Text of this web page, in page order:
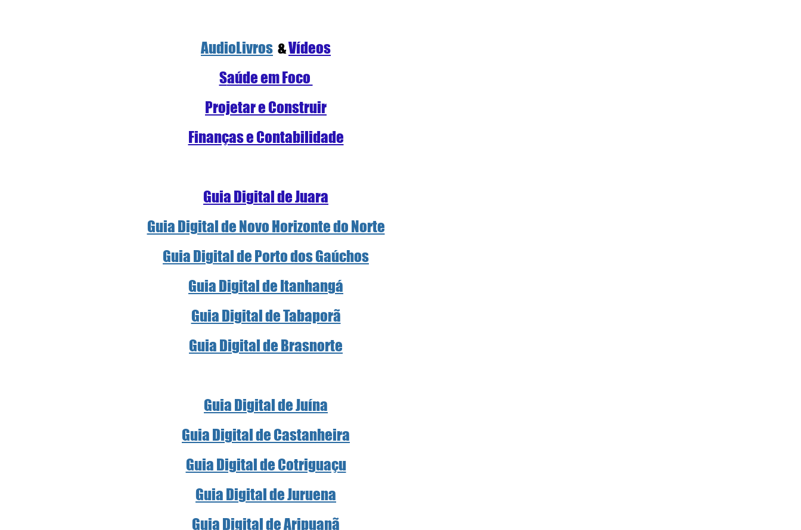
AudioLivros
  &
Vídeos
Saúde em Foco
Projetar e Construir
Finanças e Contabilidade
Guia Digital de Juara
Guia Digital de Novo Horizonte do Norte
Guia Digital de Porto dos Gaúchos
Guia Digital de Itanhangá
Guia Digital de Tabaporã
Guia Digital de Brasnorte
Guia Digital de Juína
Guia Digital de Castanheira
Guia Digital de Cotriguaçu
Guia Digital de Juruena
Guia Digital de Aripuanã